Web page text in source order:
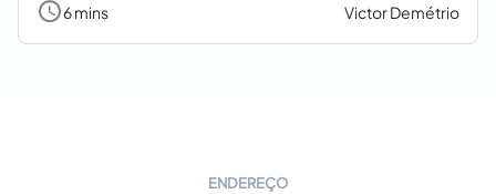
6 mins Victor Demétrio
ENDEREÇO